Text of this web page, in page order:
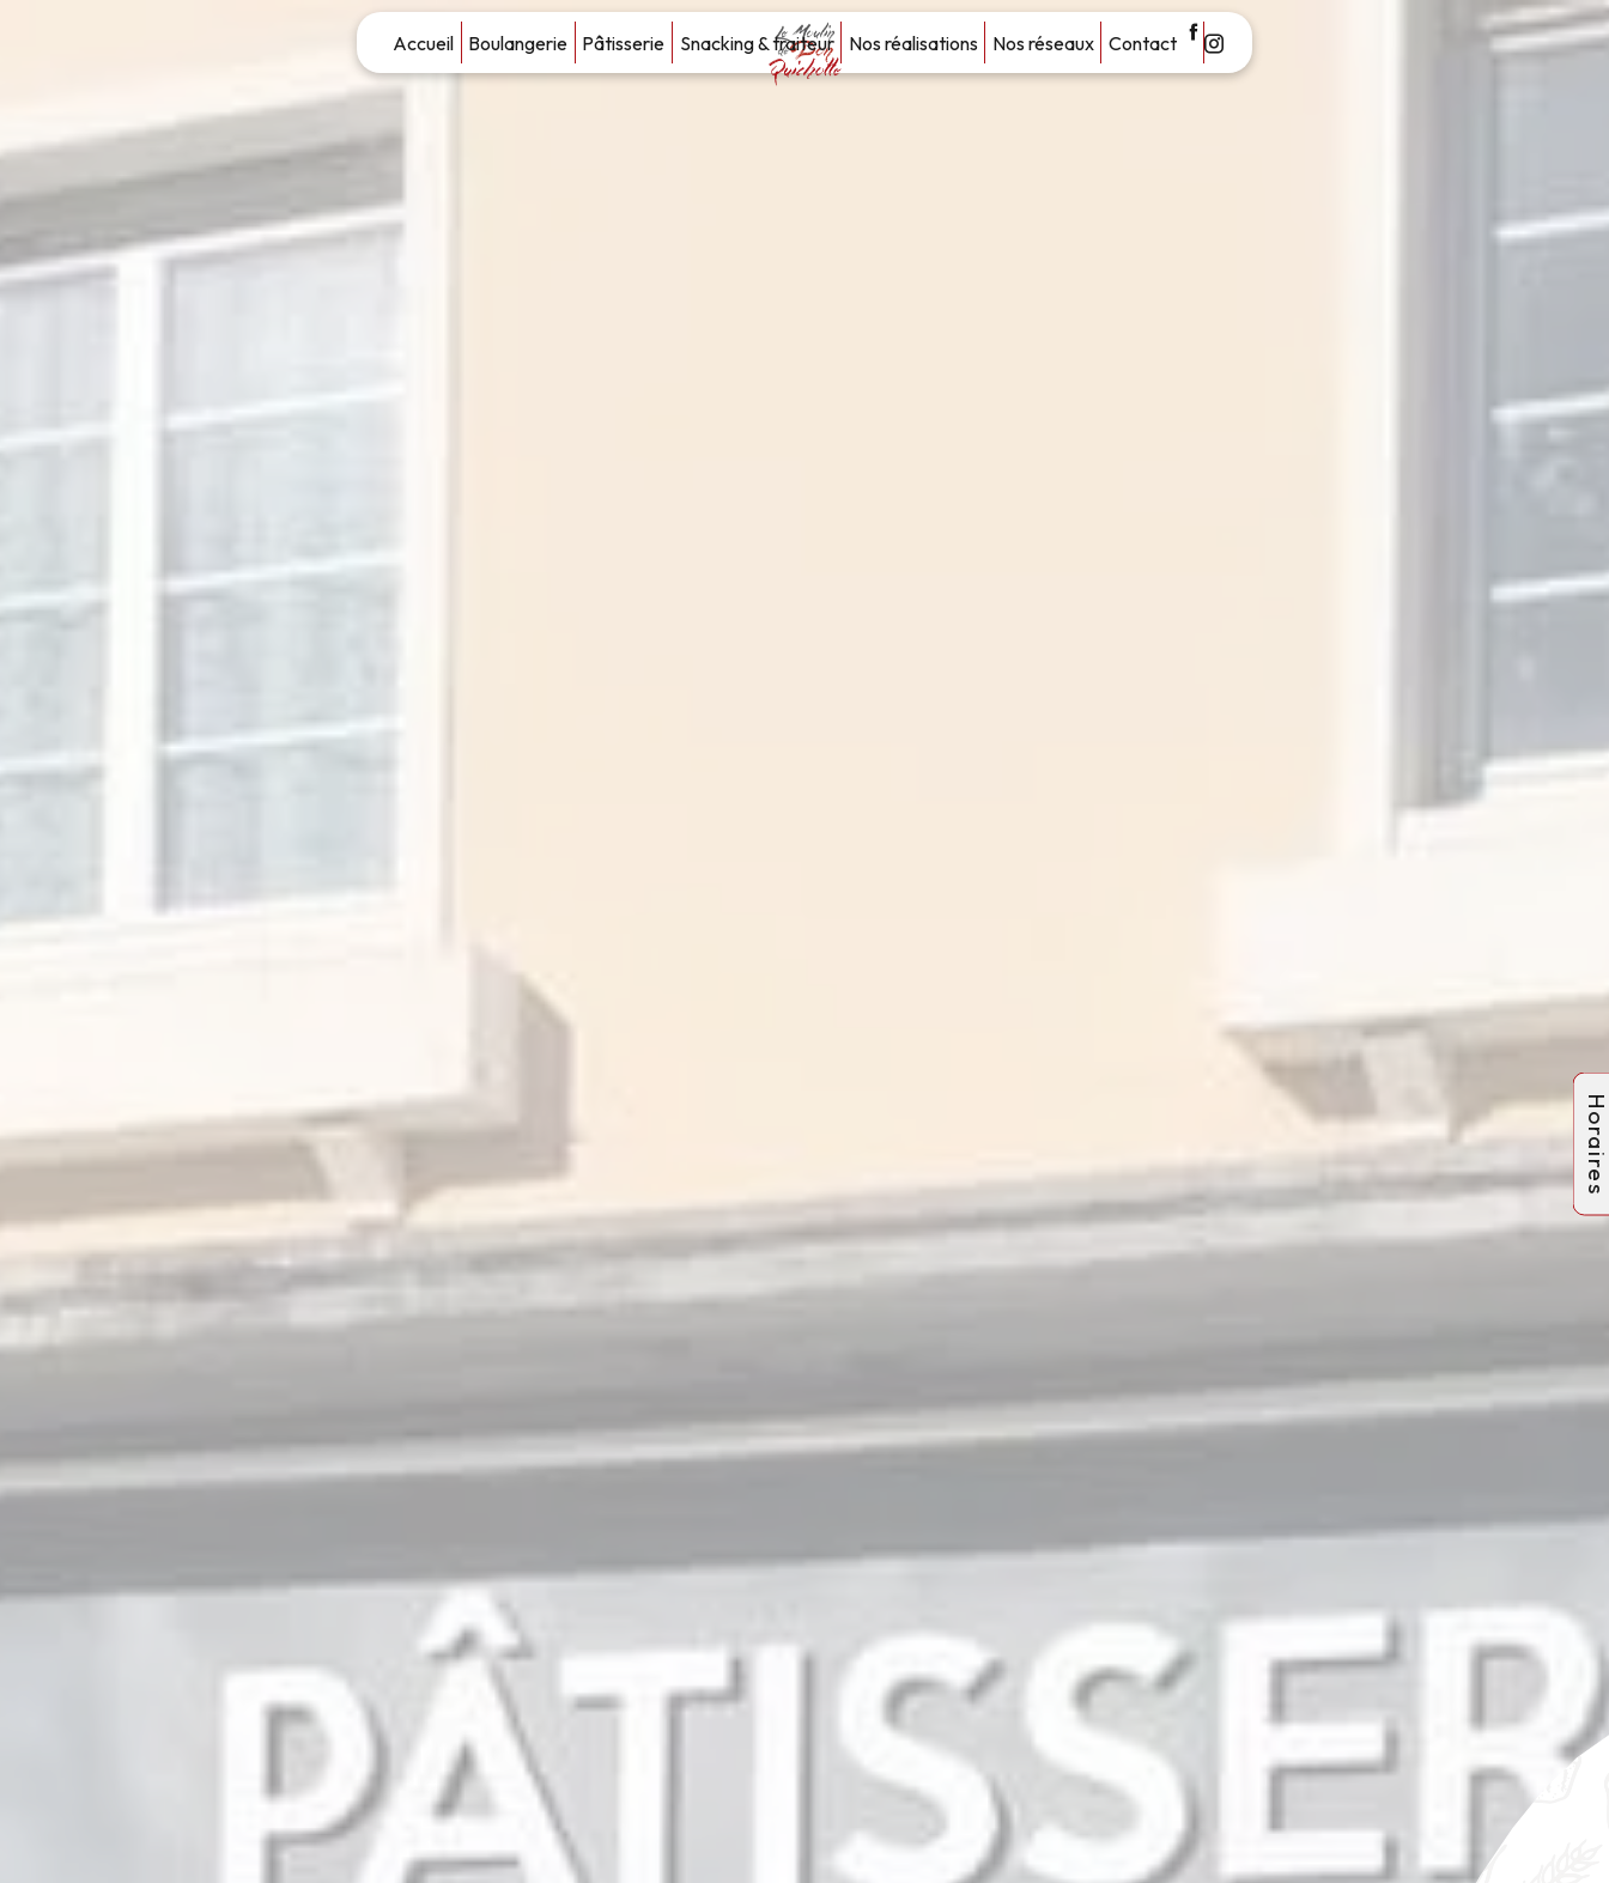
Accueil Boulangerie Pâtisserie Snacking & traiteur Nos réalisations Nos réseaux Contact